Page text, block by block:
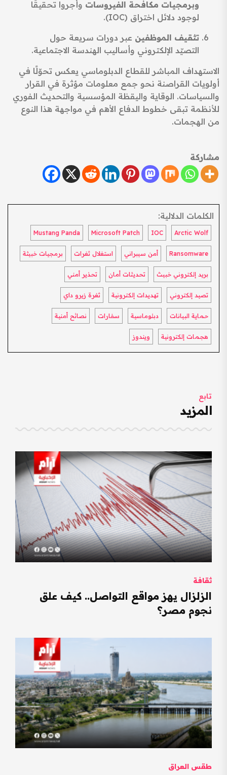
وبرمجيات مكافحة الفيروسات وأجروا تحقيقًا
لوجود دلائل اختراق (IOC).
تثقيف الموظفين عبر دورات سريعة حول
التصيّد الإلكتروني وأساليب الهندسة الاجتماعية.
الاستهداف المباشر للقطاع الدبلوماسي يعكس تحوّلًا في
أولويات القراصنة نحو جمع معلومات مؤثرة في القرار
والسياسات. الوقاية واليقظة المؤسسية والتحديث الفوري
للأنظمة تبقى خطوط الدفاع الأهم في مواجهة هذا النوع
من الهجمات.
مشاركة
الكلمات الدلالية:
Arctic Wolf
IOC
Microsoft Patch
Mustang Panda
Ransomware أمن سيبراني استغلال ثغرات برمجيات خبيثة
بريد إلكتروني خبيث تحديثات أمان تحذير أمني
تصيد إلكتروني تهديدات إلكترونية ثغرة زيرو داي
حماية البيانات دبلوماسية سفارات نصائح أمنية
هجمات إلكترونية ويندوز
تابع
المزيد
ثقافة
الزلزال يهز مواقع التواصل.. كيف علق
نجوم مصر؟
طقس العراق